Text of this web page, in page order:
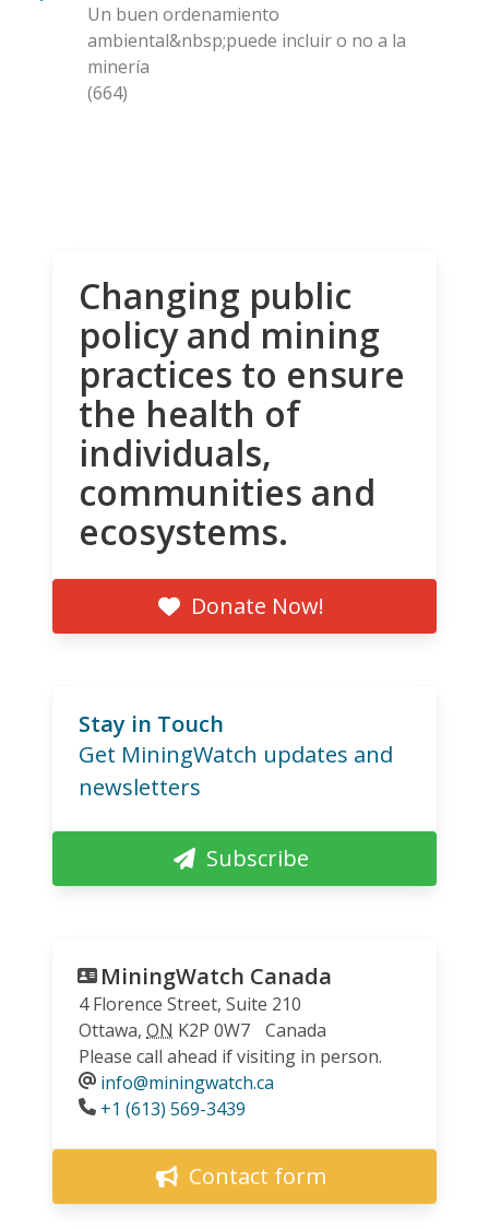
Un buen ordenamiento
ambiental&nbsp;puede incluir o no a la
minería
(664)
Changing public
policy and mining
practices to ensure
the health of
individuals,
communities and
ecosystems.
Donate Now!
Stay in Touch
Get MiningWatch updates and
newsletters
Subscribe
MiningWatch Canada
4 Florence Street, Suite 210
Ottawa, ON K2P 0W7
Canada
Please call ahead if visiting in person.
info@miningwatch.ca
Phone
+1 (613) 569-3439
Contact form